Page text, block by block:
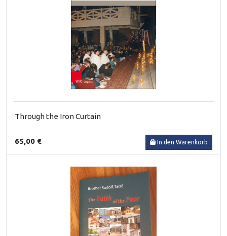
Through the Iron Curtain
65,00 € In den Warenkorb